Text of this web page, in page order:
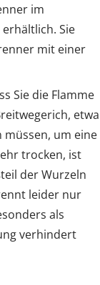
im
Sie
mit einer
Sie die Flamme
etwa
müssen, um eine
trocken, ist
der Wurzeln
leider nur
als
verhindert